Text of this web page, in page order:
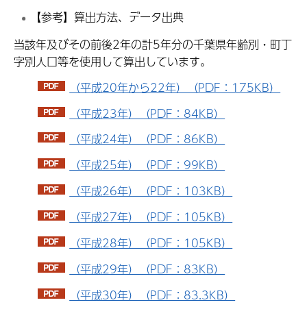
【参考】算出方法、データ出典
当該年及びその前後2年の計5年分の千葉県年齢別・町丁
字別人口等を使用して算出しています。
（平成20年から22年）（PDF：175KB）
（平成23年）（PDF：84KB）
（平成24年）（PDF：86KB）
（平成25年）（PDF：99KB）
（平成26年）（PDF：103KB）
（平成27年）（PDF：105KB）
（平成28年）（PDF：105KB）
（平成29年）（PDF：83KB）
（平成30年）（PDF：83.3KB）